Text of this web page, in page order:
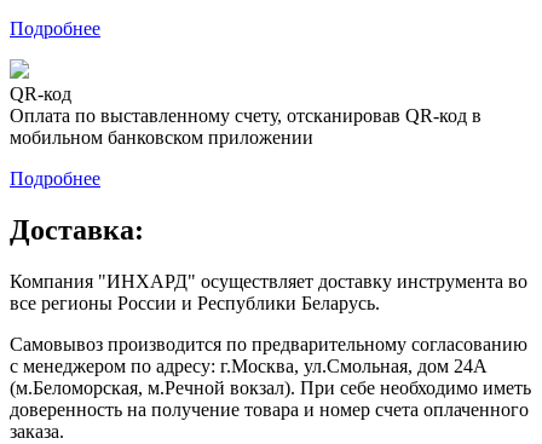
Подробнее
QR-код
Оплата по выставленному счету, отсканировав QR-код в
мобильном банковском приложении
Подробнее
Доставка:
Компания "ИНХАРД" осуществляет доставку инструмента во
все регионы России и Республики Беларусь.
Самовывоз производится по предварительному согласованию
с менеджером по адресу: г.Москва, ул.Смольная, дом 24А
(м.Беломорская, м.Речной вокзал). При себе необходимо иметь
доверенность на получение товара и номер счета оплаченного
заказа.